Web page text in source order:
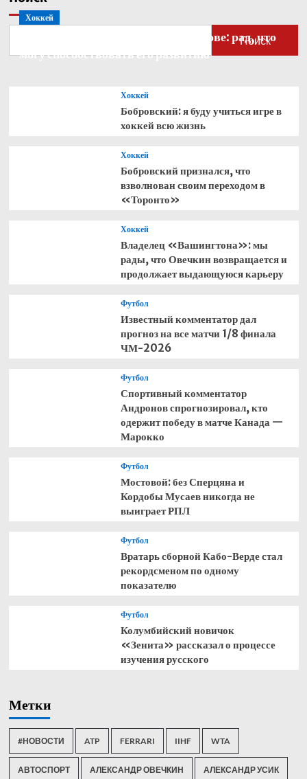
Поиск
Хоккей
Бобровский — о голкипере Ахтямове: рад, что
могу способствовать его развитию
Хоккей
Бобровский: я буду учиться игре в
хоккей всю жизнь
Хоккей
Бобровский признался, что
взволнован своим переходом в
«Торонто»
Хоккей
Владелец «Вашингтона»: мы
рады, что Овечкин возвращается и
продолжает выдающуюся карьеру
Футбол
Известный комментатор дал
прогноз на все матчи 1/8 финала
ЧМ-2026
Футбол
Спортивный комментатор
Андронов спрогнозировал, кто
одержит победу в матче Канада —
Марокко
Футбол
Мостовой: без Сперцяна и
Кордобы Мусаев никогда не
выиграет РПЛ
Футбол
Вратарь сборной Кабо-Верде стал
рекордсменом по одному
показателю
Футбол
Колумбийский новичок
«Зенита» рассказал о процессе
изучения русского
Метки
#НОВОСТИ ATP FERRARI IIHF WTA
АВТОСПОРТ АЛЕКСАНДР ОВЕЧКИН АЛЕКСАНДР УСИК